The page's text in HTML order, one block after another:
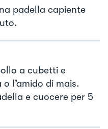
padella capiente
a cubetti e
l’amido di mais.
e cuocere per 5